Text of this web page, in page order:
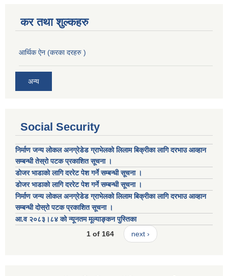
कर तथा शुल्कहरु
आर्थिक ऐन (करका दरहरु )
अन्य
Social Security
निर्माण जन्य लोकल अनग्रेडेड ग्राभेलको लिलाम बिक्रीका लागि दरभाउ आव्हान
सम्बन्धी तेस्रो पटक प्रकाशित सूचना ।
डाेजर भाडाकाे लागि दररेट पेश गर्ने सम्बन्धी सूचना ।
डाेजर भाडाकाे लागि दररेट पेश गर्ने सम्बन्धी सूचना ।
निर्माण जन्य लोकल अनग्रेडेड ग्राभेलको लिलाम बिक्रीका लागि दरभाउ आव्हान
सम्बन्धी दोस्रो पटक प्रकाशित सूचना ।
आ.व २०८३।८४ को न्यूनतम मूल्याङ्कन पुस्तिका
1 of 164
next ›